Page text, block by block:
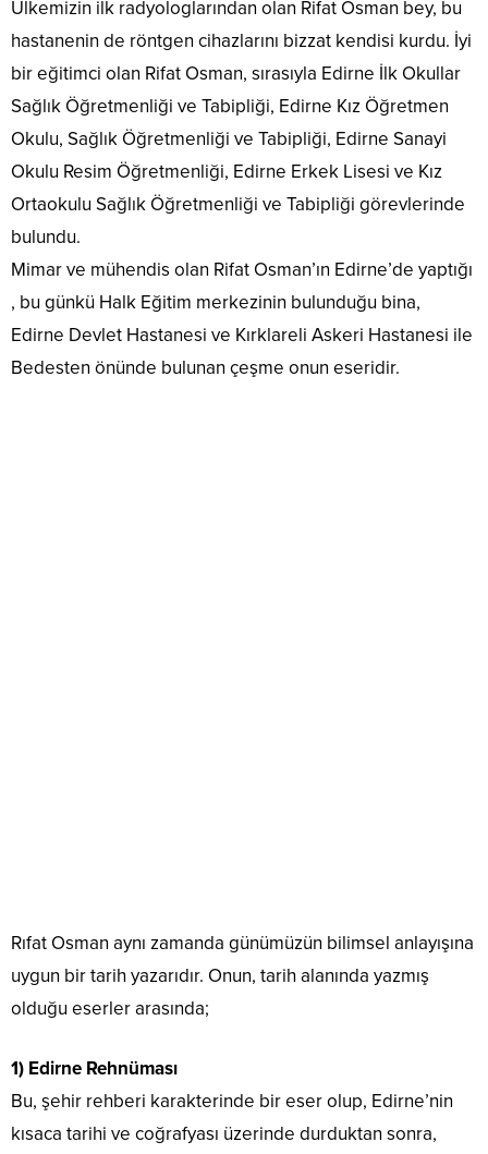
Ülkemizin ilk radyologlarından olan Rifat Osman bey, bu
hastanenin de röntgen cihazlarını bizzat kendisi kurdu. İyi
bir eğitimci olan Rifat Osman, sırasıyla Edirne İlk Okullar
Sağlık Öğretmenliği ve Tabipliği, Edirne Kız Öğretmen
Okulu, Sağlık Öğretmenliği ve Tabipliği, Edirne Sanayi
Okulu Resim Öğretmenliği, Edirne Erkek Lisesi ve Kız
Ortaokulu Sağlık Öğretmenliği ve Tabipliği görevlerinde
bulundu.
Mimar ve mühendis olan Rifat Osman’ın Edirne’de yaptığı
, bu günkü Halk Eğitim merkezinin bulunduğu bina,
Edirne Devlet Hastanesi ve Kırklareli Askeri Hastanesi ile
Bedesten önünde bulunan çeşme onun eseridir.
Rıfat Osman aynı zamanda günümüzün bilimsel anlayışına
uygun bir tarih yazarıdır. Onun, tarih alanında yazmış
olduğu eserler arasında;
1) Edirne Rehnüması
Bu, şehir rehberi karakterinde bir eser olup, Edirne’nin
kısaca tarihi ve coğrafyası üzerinde durduktan sonra,